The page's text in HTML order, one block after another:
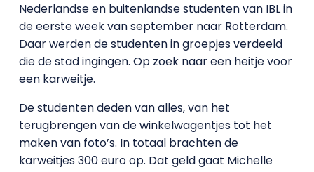
Nederlandse en buitenlandse studenten van IBL in
de eerste week van september naar Rotterdam.
Daar werden de studenten in groepjes verdeeld
die de stad ingingen. Op zoek naar een heitje voor
een karweitje.
De studenten deden van alles, van het
terugbrengen van de winkelwagentjes tot het
maken van foto’s. In totaal brachten de
karweitjes 300 euro op. Dat geld gaat Michelle